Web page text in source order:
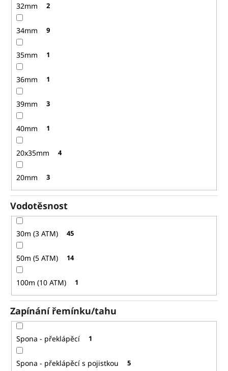
32mm 2
34mm 9
35mm 1
36mm 1
39mm 3
40mm 1
20x35mm 4
20mm 3
Vodotěsnost
30m (3 ATM) 45
50m (5 ATM) 14
100m (10 ATM) 1
Zapínání řemínku/tahu
Spona - překlápěcí 1
Spona - překlápěcí s pojistkou 5